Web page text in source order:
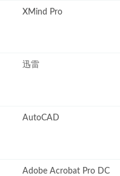
XMind Pro
迅雷
AutoCAD
Adobe Acrobat Pro DC